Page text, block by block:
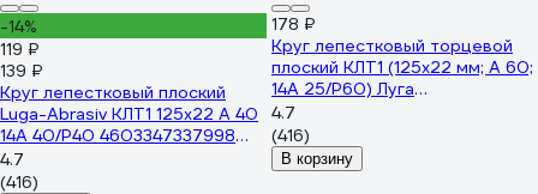
-14%
119 ₽
139 ₽
Круг лепестковый плоский
Luga-Abrasiv КЛТ1 125х22 А 40
14А 40/Р40 4603347337998
D91012522140400
4.7
(416)
178 ₽
Круг лепестковый торцевой
плоский КЛТ1 (125х22 мм; А 60;
14А 25/Р60) Луга
4603347337974
4.7
(416)
В корзину